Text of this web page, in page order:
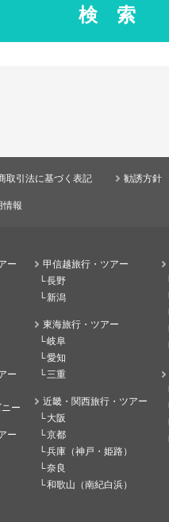
検索
取引法に基づく表記 勧誘方針
情報
ー
ー
ー
ー
甲信越旅行・ツアー
長野
新潟
東海旅行・ツアー
岐阜
愛知
三重
近畿・関西旅行・ツアー
大阪
京都
兵庫（神戸・姫路）
奈良
和歌山（南紀白浜）